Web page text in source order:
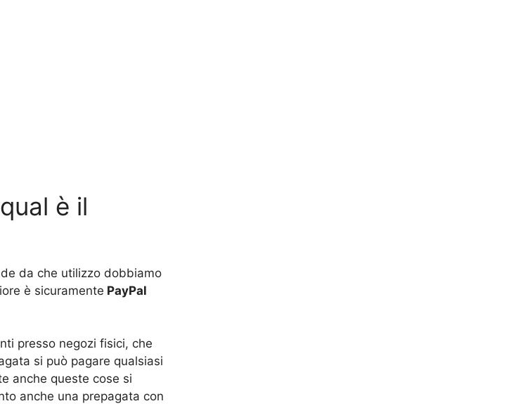
è il
da che utilizzo dobbiamo
è sicuramente PayPal
presso negozi fisici, che
si può pagare qualsiasi
anche queste cose si
anche una prepagata con